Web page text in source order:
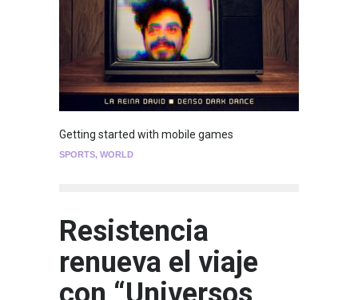
Getting started with mobile games
SPORTS, WORLD
Resistencia
renueva el viaje